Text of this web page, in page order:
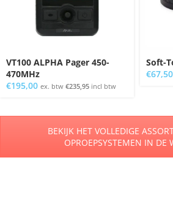
VT100 ALPHA Pager 450-
470MHz
€195,00 ex. btw €235,95 incl btw
Soft-
€67,50
BEKIJK HET VOLLEDIGE
OPROEPSYSTEMEN IN DE